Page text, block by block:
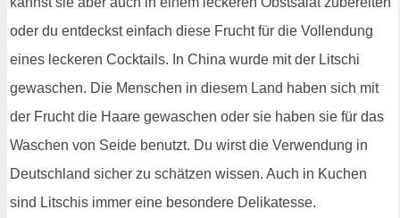
oder du entdeckst einfach diese Frucht für die Vollendung
eines leckeren Cocktails. In China wurde mit der Litschi
gewaschen. Die Menschen in diesem Land haben sich mit
der Frucht die Haare gewaschen oder sie haben sie für das
Waschen von Seide benutzt. Du wirst die Verwendung in
Deutschland sicher zu schätzen wissen. Auch in Kuchen
sind Litschis immer eine besondere Delikatesse.